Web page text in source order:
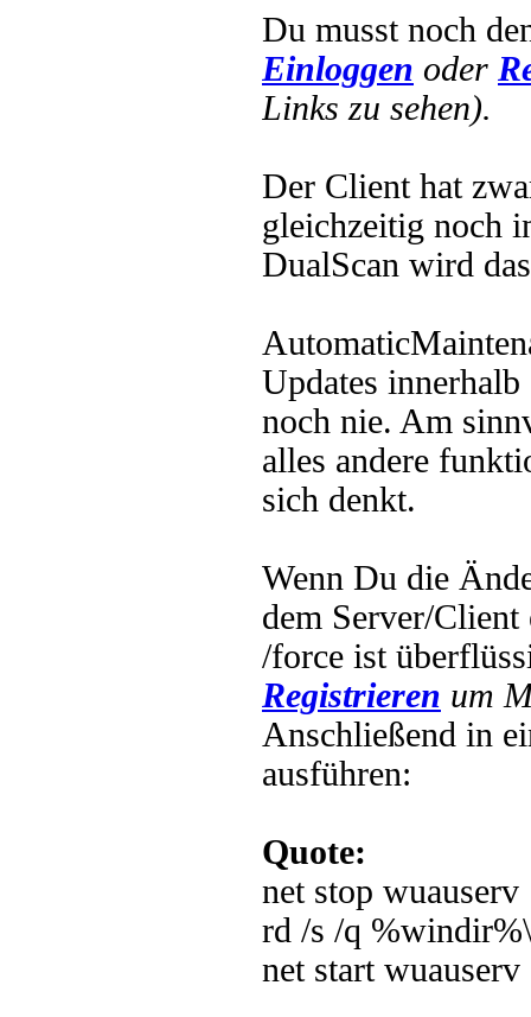
Du musst noch
Einloggen oder
Links zu sehen).
Der Client hat
gleichzeitig noch
DualScan wird
Updates
noch nie. Am
alles andere
sich denkt.
Wenn Du die
dem Server/Client
/force ist
Registrieren um
Anschließend in
ausführen:
Quote:
net stop wuauserv
rd /s /q
net start wuauserv